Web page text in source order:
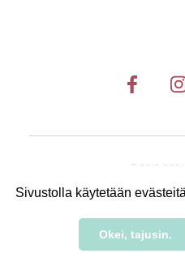
Sivustolla käytetään
Okei, tajusin.
© 2019-2024